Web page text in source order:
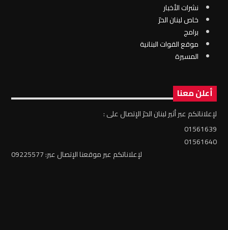
نشرات الأخبار
خاص لبنان الحرّ
برامج
موقع القوات البنانية
المسيرة
أعلن معنا
لإعلاناتكم عبر أثير لبنان الحرّ الإتصال على :
01561639
01561640
لإعلاناتكم عبر موقعنا الإتصال عبر: 09225577